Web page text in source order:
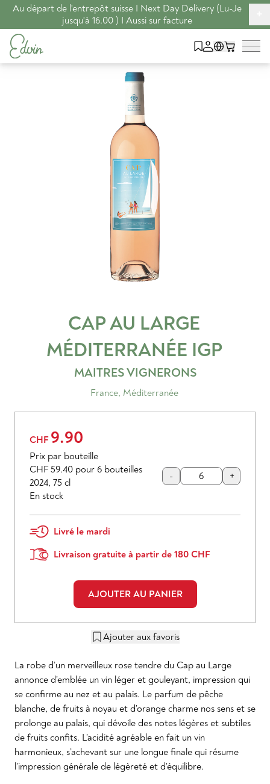
Au départ de l'entrepôt suisse I Next Day Delivery (Lu-Je
jusqu'à 16.00 ) I Aussi sur facture
CAP AU LARGE
MÉDITERRANÉE IGP
MAITRES VIGNERONS
France, Méditerranée
CHF 9.90
Prix par bouteille
CHF 59.40 pour 6 bouteilles
2024, 75 cl
En stock
- +
Livré le mardi
Livraison gratuite à partir de 180 CHF
AJOUTER AU PANIER
Ajouter aux favoris
La robe d’un merveilleux rose tendre du Cap au Large
annonce d’emblée un vin léger et gouleyant, impression qui
se confirme au nez et au palais. Le parfum de pêche
blanche, de fruits à noyau et d’orange charme nos sens et se
prolonge au palais, qui dévoile des notes légères et subtiles
de fruits confits. L’acidité agréable en fait un vin
harmonieux, s’achevant sur une longue finale qui résume
l’impression générale de légèreté et d’équilibre.